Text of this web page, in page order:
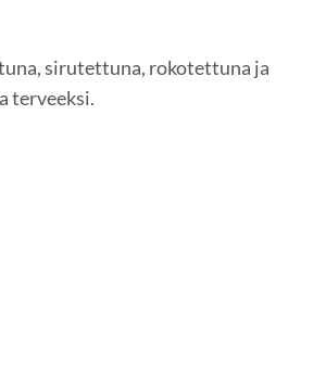
sirutettuna, rokotettuna ja
terveeksi.